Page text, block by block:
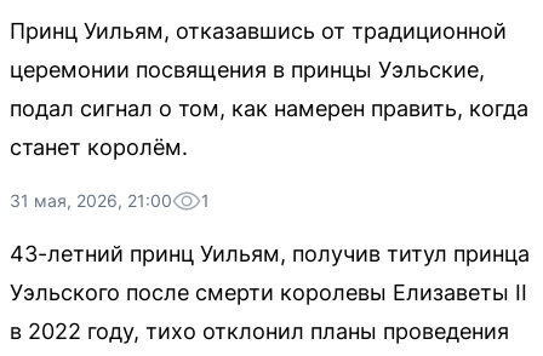
Принц Уильям, отказавшись от традиционной
церемонии посвящения в принцы Уэльские,
подал сигнал о том, как намерен править, когда
станет королём.
31 мая, 2026, 21:00 1
43-летний принц Уильям, получив титул принца
Уэльского после смерти королевы Елизаветы II
в 2022 году, тихо отклонил планы проведения